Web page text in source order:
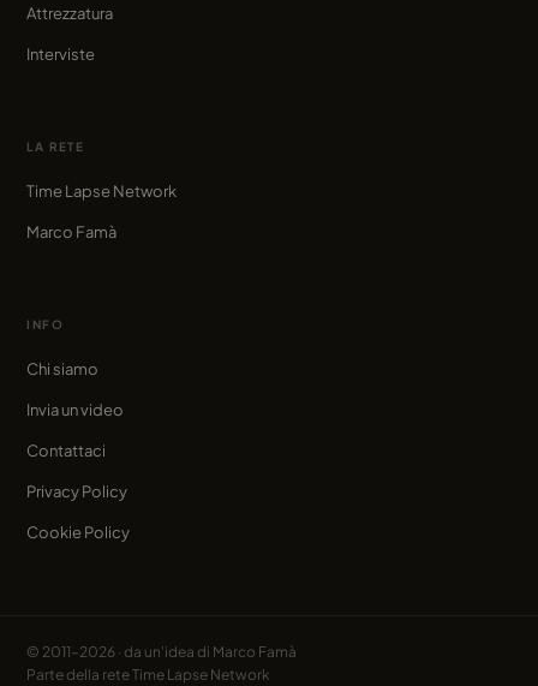
Attrezzatura
Interviste
LA RETE
Time Lapse Network
Marco Famà
INFO
Chi siamo
Invia un video
Contattaci
Privacy Policy
Cookie Policy
© 2011–2026 · da un'idea di Marco Famà
Parte della reteTime Lapse Network